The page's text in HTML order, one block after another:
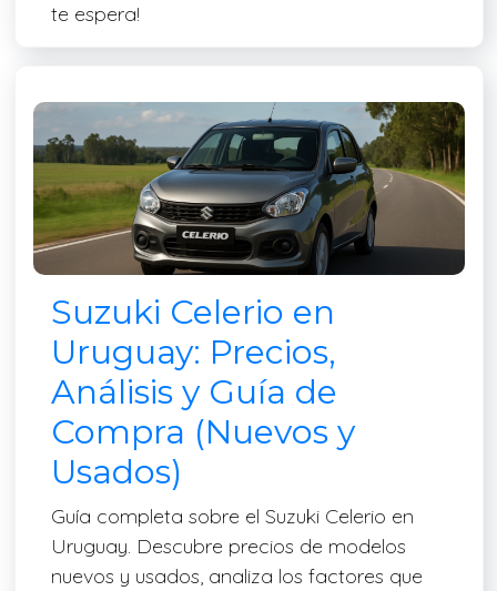
te espera!
Suzuki Celerio en
Uruguay: Precios,
Análisis y Guía de
Compra (Nuevos y
Usados)
Guía completa sobre el Suzuki Celerio en
Uruguay. Descubre precios de modelos
nuevos y usados, analiza los factores que